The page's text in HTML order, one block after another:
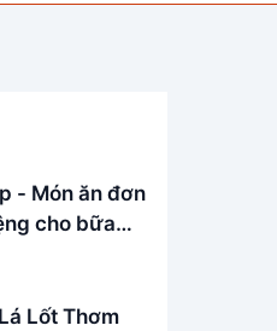
- Món ăn đơn
cho bữa
Lốt Thơm